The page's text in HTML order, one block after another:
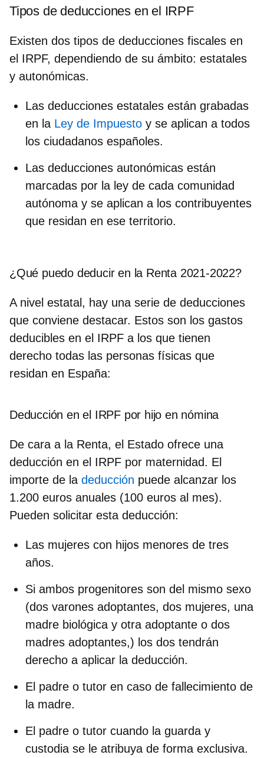
Tipos de deducciones en el IRPF
Existen dos tipos de deducciones fiscales en
el IRPF, dependiendo de su ámbito: estatales
y autonómicas.
Las deducciones estatales están grabadas
en la Ley de Impuesto y se aplican a todos
los ciudadanos españoles.
Las deducciones autonómicas están
marcadas por la ley de cada comunidad
autónoma y se aplican a los contribuyentes
que residan en ese territorio.
¿Qué puedo deducir en la Renta 2021-2022?
A nivel estatal, hay una serie de deducciones
que conviene destacar. Estos son los gastos
deducibles en el IRPF a los que tienen
derecho todas las personas físicas que
residan en España:
Deducción en el IRPF por hijo en nómina
De cara a la Renta, el Estado ofrece una
deducción en el IRPF por maternidad. El
importe de la deducción puede alcanzar los
1.200 euros anuales (100 euros al mes).
Pueden solicitar esta deducción:
Las mujeres con hijos menores de tres
años.
Si ambos progenitores son del mismo sexo
(dos varones adoptantes, dos mujeres, una
madre biológica y otra adoptante o dos
madres adoptantes,) los dos tendrán
derecho a aplicar la deducción.
El padre o tutor en caso de fallecimiento de
la madre.
El padre o tutor cuando la guarda y
custodia se le atribuya de forma exclusiva.